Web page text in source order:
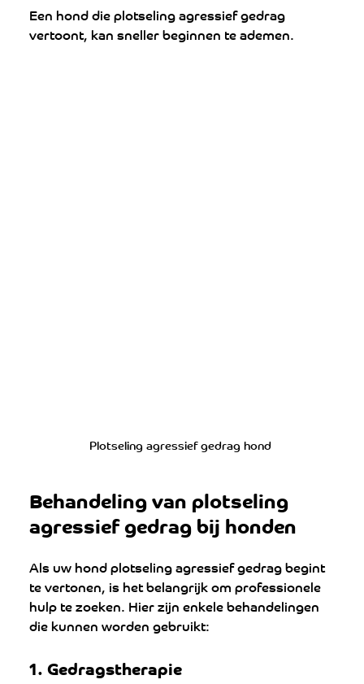
Een hond die plotseling agressief gedrag
vertoont, kan sneller beginnen te ademen.
Plotseling agressief gedrag hond
Behandeling van plotseling
agressief gedrag bij honden
Als uw hond plotseling agressief gedrag begint
te vertonen, is het belangrijk om professionele
hulp te zoeken. Hier zijn enkele behandelingen
die kunnen worden gebruikt:
1. Gedragstherapie